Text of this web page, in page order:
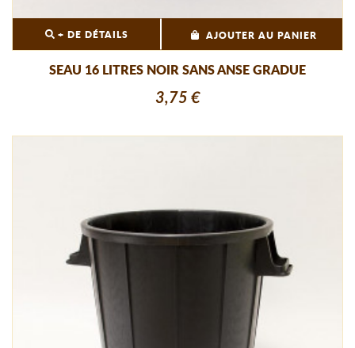
+ DE DÉTAILS AJOUTER AU PANIER
SEAU 16 LITRES NOIR SANS ANSE GRADUE
3,75 €